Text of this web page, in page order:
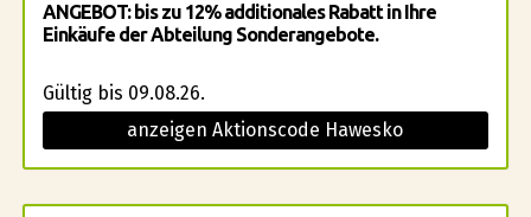
ANGEBOT: bis zu 12% additionales Rabatt in Ihre
Einkäufe der Abteilung Sonderangebote.
Gültig bis 09.08.26.
anzeigen Aktionscode Hawesko